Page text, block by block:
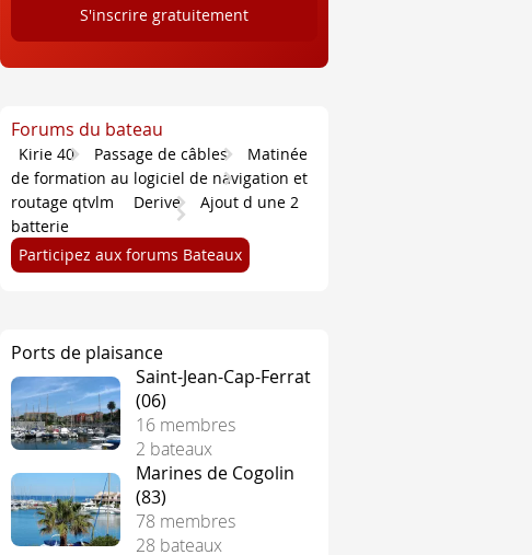
Forums du bateau
Kirie 40 Passage de câbles
Matinée
de formation au logiciel de navigation et
routage qtvlm
Derive
Ajout d une 2
batterie
Participez aux forums Bateaux
Ports de plaisance
Saint-Jean-Cap-Ferrat
(06)
16 membres
2 bateaux
Marines de Cogolin
(83)
78 membres
28 bateaux